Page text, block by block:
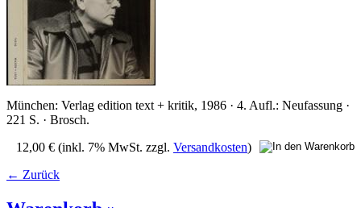
München: Verlag edition text + kritik, 1986 · 4. Aufl.: Neufassung ·
221 S. · Brosch.
12,00 € (inkl. 7% MwSt. zzgl. Versandkosten)
← Zurück